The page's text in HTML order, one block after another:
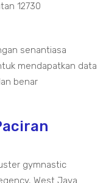
12730
senantiasa
mendapatkan data
benar
gymnastic
West Java